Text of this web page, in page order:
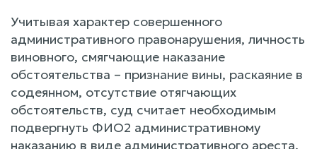
Учитывая характер совершенного
административного правонарушения, личность
виновного, смягчающие наказание
обстоятельства – признание вины, раскаяние в
содеянном, отсутствие отягчающих
обстоятельств, суд считает необходимым
подвергнуть ФИО2 административному
наказанию в виде административного ареста.